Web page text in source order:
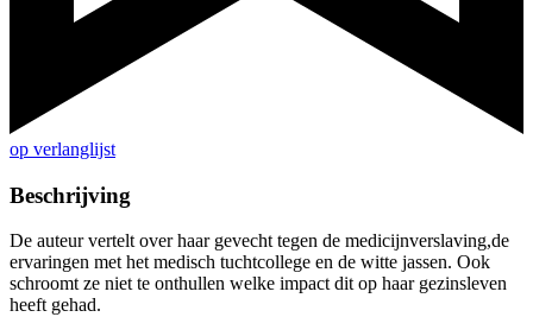
op verlanglijst
Beschrijving
De auteur vertelt over haar gevecht tegen de medicijnverslaving,de
ervaringen met het medisch tuchtcollege en de witte jassen. Ook
schroomt ze niet te onthullen welke impact dit op haar gezinsleven
heeft gehad.